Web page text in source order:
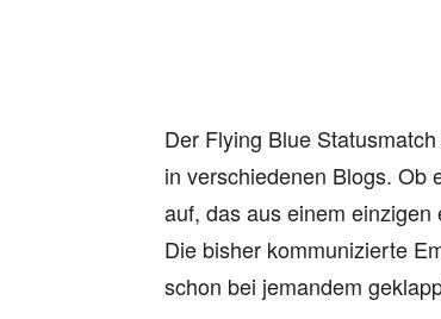
Der Flying Blue
in verschiedenen Blogs. Ob
auf, das aus einem
Die bisher kommunizierte
schon bei jemandem